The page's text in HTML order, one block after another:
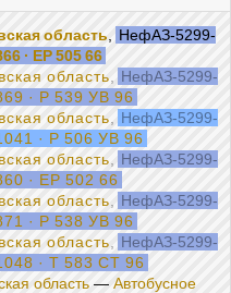
область
НефАЗ-5299-
· ЕР 505 66
область
НефАЗ-5299-
· Р 539 УВ 96
область
НефАЗ-5299-
· Р 506 УВ 96
область
НефАЗ-5299-
· ЕР 502 66
область
НефАЗ-5299-
· Р 538 УВ 96
область
НефАЗ-5299-
· Т 583 СТ 96
область— Автобусное